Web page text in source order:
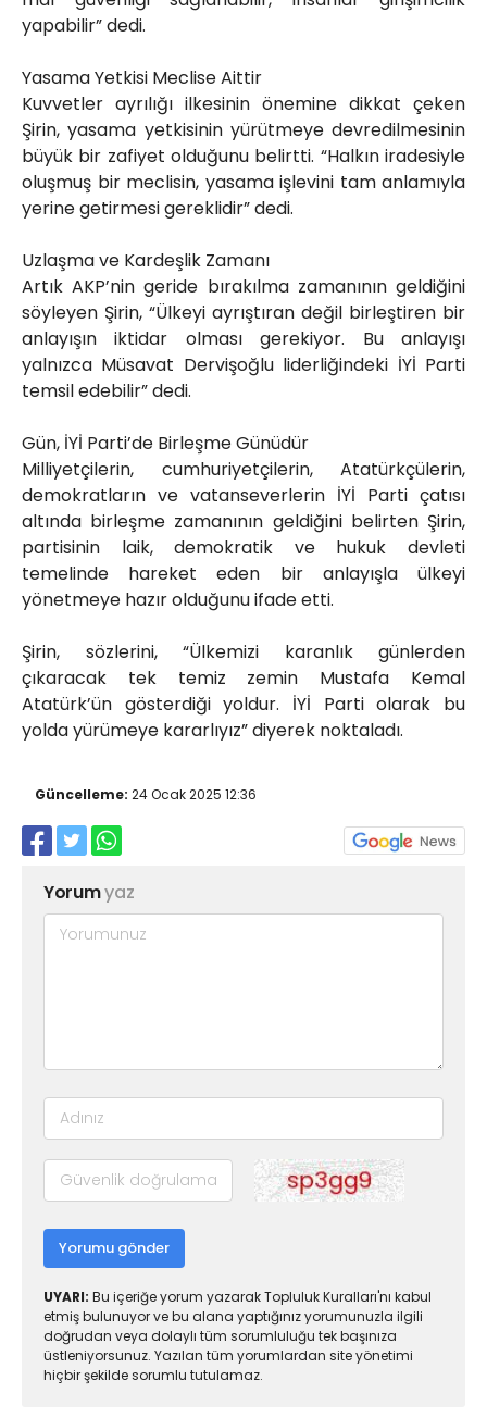
yapabilir” dedi.
Yasama Yetkisi Meclise Aittir
Kuvvetler ayrılığı ilkesinin önemine dikkat çeken
Şirin, yasama yetkisinin yürütmeye devredilmesinin
büyük bir zafiyet olduğunu belirtti. “Halkın iradesiyle
oluşmuş bir meclisin, yasama işlevini tam anlamıyla
yerine getirmesi gereklidir” dedi.
Uzlaşma ve Kardeşlik Zamanı
Artık AKP’nin geride bırakılma zamanının geldiğini
söyleyen Şirin, “Ülkeyi ayrıştıran değil birleştiren bir
anlayışın iktidar olması gerekiyor. Bu anlayışı
yalnızca Müsavat Dervişoğlu liderliğindeki İYİ Parti
temsil edebilir” dedi.
Gün, İYİ Parti’de Birleşme Günüdür
Milliyetçilerin, cumhuriyetçilerin, Atatürkçülerin,
demokratların ve vatanseverlerin İYİ Parti çatısı
altında birleşme zamanının geldiğini belirten Şirin,
partisinin laik, demokratik ve hukuk devleti
temelinde hareket eden bir anlayışla ülkeyi
yönetmeye hazır olduğunu ifade etti.
Şirin, sözlerini, “Ülkemizi karanlık günlerden
çıkaracak tek temiz zemin Mustafa Kemal
Atatürk’ün gösterdiği yoldur. İYİ Parti olarak bu
yolda yürümeye kararlıyız” diyerek noktaladı.
Güncelleme: 24 Ocak 2025 12:36
Yorumyaz
Yorumu gönder
UYARI: Bu içeriğe yorum yazarak Topluluk Kuralları'nı kabul
etmiş bulunuyor ve bu alana yaptığınız yorumunuzla ilgili
doğrudan veya dolaylı tüm sorumluluğu tek başınıza
üstleniyorsunuz. Yazılan tüm yorumlardan site yönetimi
hiçbir şekilde sorumlu tutulamaz.